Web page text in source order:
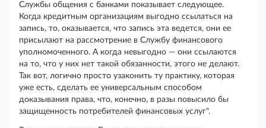
Службы общения с банками показывает следующее.
Когда кредитным организациям выгодно ссылаться на
запись, то, оказывается, что запись эта ведется, они ее
присылают на рассмотрение в Службу финансового
уполномоченного. А когда невыгодно — они ссылаются
на то, что у них нет такой обязанности, этого не делают.
Так вот, логично просто узаконить ту практику, которая
уже есть, сделать ее универсальным способом
доказывания права, что, конечно, в разы повысило бы
защищенность потребителей финансовых услуг".